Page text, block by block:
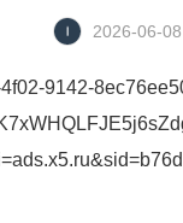
2026-06-08
9142-